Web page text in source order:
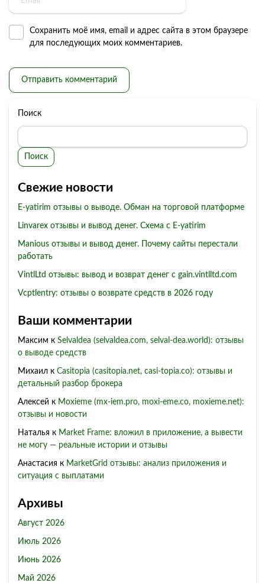
Сохранить моё имя, email и адрес сайта в этом браузере
для последующих моих комментариев.
Поиск
Поиск
Свежие новости
E-yatirim отзывы о выводе. Обман на торговой платформе
Linvarex отзывы и вывод денег. Схема с E-yatirim
Manious отзывы и вывод денег. Почему сайты перестали
работать
VintlLtd отзывы: вывод и возврат денег с gain.vintlltd.com
Vcptlentry: отзывы о возврате средств в 2026 году
Ваши комментарии
Максим к Selvaldea (selvaldea.com, selval-dea.world): отзывы
о выводе средств
Михаил к Casitopia (casitopia.net, casi-topia.co): отзывы и
детальный разбор брокера
Алексей к Moxieme (mx-iem.pro, moxi-eme.co, moxieme.net):
отзывы и новости
Наталья к Market Frame: вложил в приложение, а вывести
не могу — реальные истории и отзывы
Анастасия к MarketGrid отзывы: анализ приложения и
ситуация с выплатами
Архивы
Август 2026
Июль 2026
Июнь 2026
Май 2026